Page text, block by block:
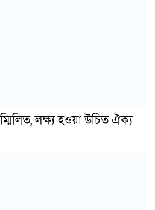
লক্ষ্য হওয়া উচিত ঐক্য